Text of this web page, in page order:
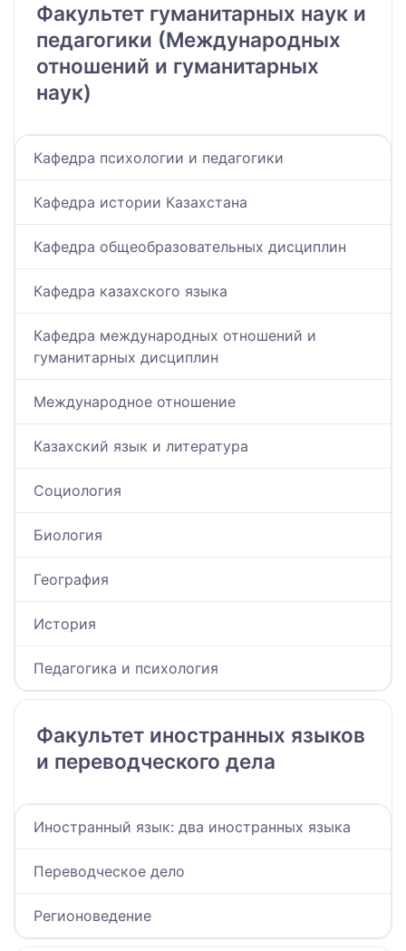
Факультет гуманитарных наук и
педагогики (Международных
отношений и гуманитарных
наук)
Кафедра психологии и педагогики
Кафедра истории Казахстана
Кафедра общеобразовательных дисциплин
Кафедра казахского языка
Кафедра международных отношений и
гуманитарных дисциплин
Международное отношение
Казахский язык и литература
Социология
Биология
География
История
Педагогика и психология
Факультет иностранных языков
и переводческого дела
Иностранный язык: два иностранных языка
Переводческое дело
Регионоведение